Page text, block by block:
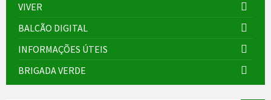
VIVER
BALCÃO DIGITAL
INFORMAÇÕES ÚTEIS
BRIGADA VERDE